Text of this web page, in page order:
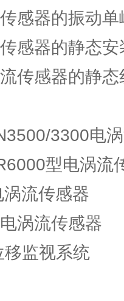
感器的振动单
感器的静态安
传感器的静态
3300电
型电涡流
流传感器
涡流传感器
监视系统